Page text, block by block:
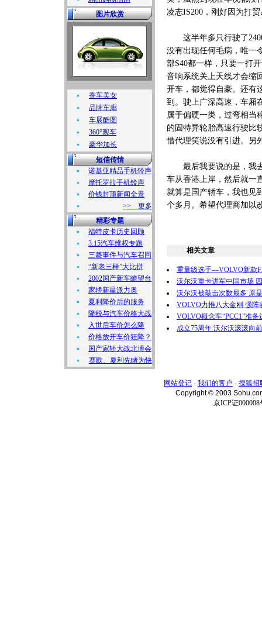
图片欣赏
香车美女
品牌车廊
车展酷图
360°观车
豪华加长
短信传情
诺基亚精品手机铃声
摩托罗拉手机铃声
价钱封顶新闻全景
>> 更多
精彩专题
福特皮卡历史回顾
3.15汽车维权专题
三菱事件与汽车召回
“新老三样”大比拼
2002国产新车瞭望台
家轿新星派力奥
夏利降价后的服务
降税与汽车价格大战
入世后车价怎么降
价格放开车价狂降？
国产家轿大战北博会
赛欧、夏利先睹为快
凌志IS200，刚好因为打
这半年多只行驶了2400
没有出现任何毛病，唯一
部S40都一样，只要一打
音响系统关上天线才会缩
开车，都觉得自豪。还有
到。驶上广深高速，车厢
属于偏硬一类，过弯相当
的固特异轮胎高速行驶比
惜代理笑说没有引进。另
最后我要说的是，我去
车从香港上岸，然后就一
就算是国产轿车，我也见
个多月。希望代理商加以
相关文章
重量级选手—VOLVO新款
沃尔沃重卡进军中国市场
沃尔沃被敲击次数最多 原
VOLVO力推八大金刚 强阵
VOLVO概念车“PCC1”准
成立75周年 沃尔沃滚滚向前
网站登记 - 我们的客户 - 搜狐招
Copyright © 2003
京ICP证